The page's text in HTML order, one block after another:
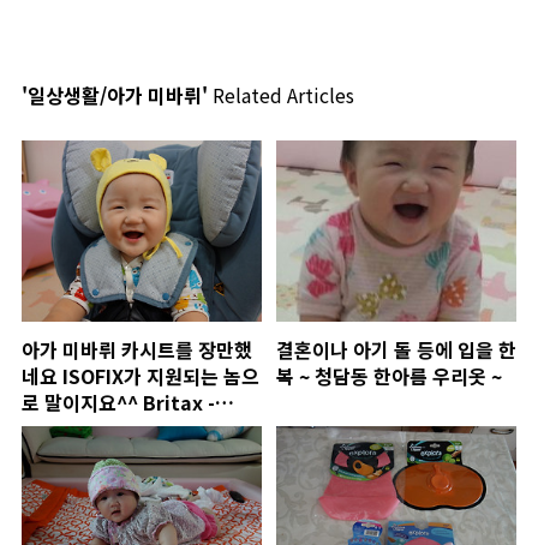
'일상생활/아가 미바뤼' Related Articles
아가 미바뤼 카시트를 장만했
네요 ISOFIX가 지원되는 놈으
로 말이지요^^ Britax -
Maxi plus
결혼이나 아기 돌 등에 입을 한
복 ~ 청담동 한아름 우리옷 ~